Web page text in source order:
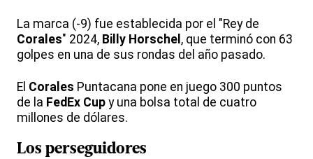
La marca (-9) fue establecida por el "Rey de
Corales" 2024, Billy Horschel , que terminó con 63
golpes en una de sus rondas del año pasado.
El Corales Puntacana pone en juego 300 puntos
de la FedEx Cup y una bolsa total de cuatro
millones de dólares.
Los perseguidores